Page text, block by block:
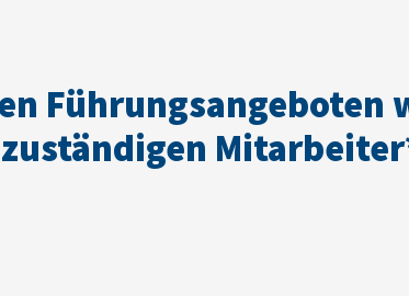
Führungsangeboten
zuständigen